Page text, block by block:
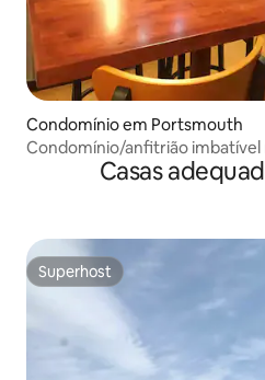
Condomínio em Portsmouth
Condomínio/anfitrião imbatível
PortsmouthCasas
Superhost
Superhost